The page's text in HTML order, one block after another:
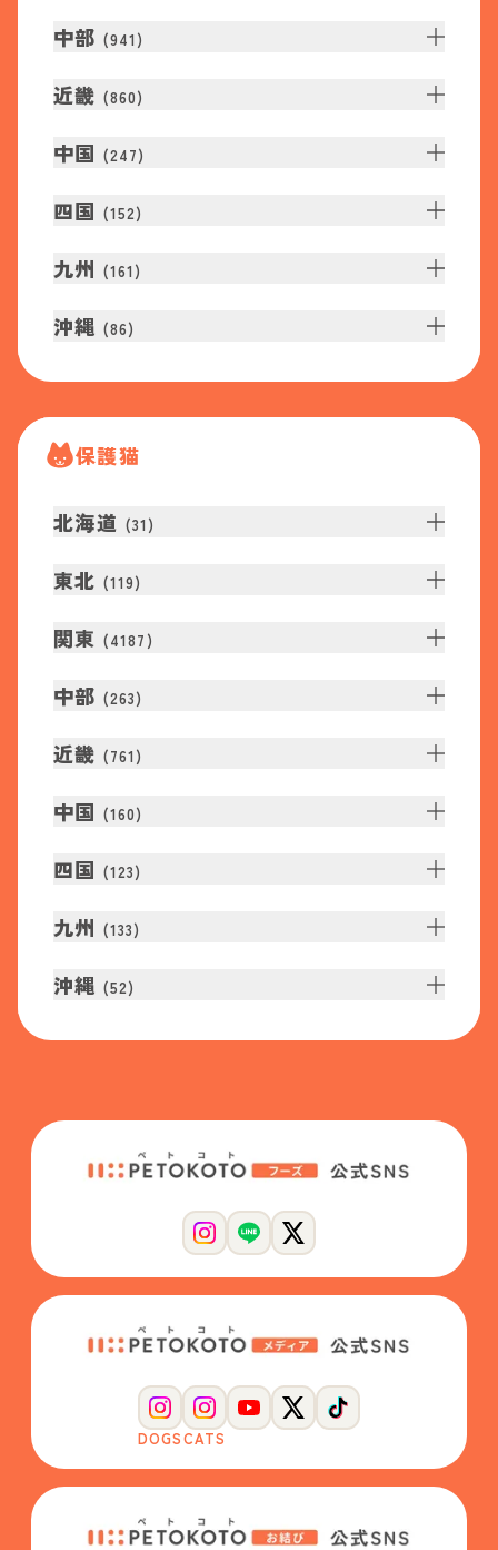
中部 (941 )
近畿 (860)
中国 (247)
四国 (152)
九州 (161 )
沖縄 (86)
保護猫
北海道 (31 )
東北 (119)
関東 (4187 )
中部 (263)
近畿 (761 )
中国 (160)
四国 (123)
九州 (133)
沖縄 (52)
DOGSCATS